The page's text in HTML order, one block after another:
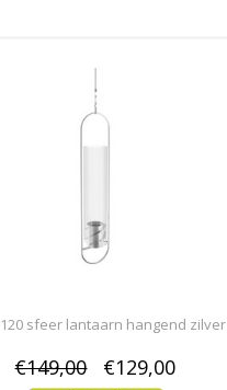
sfeer lantaarn hangend
€149,00 €129,00